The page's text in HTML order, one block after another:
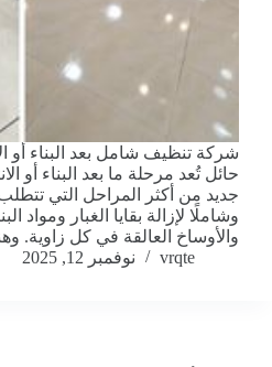
شركة تنظيف شامل بعد البناء أو
حائل تُعد مرحلة ما بعد البناء أو
جديد من أكثر المراحل التي
وشاملًا لإزالة بقايا الغبار ومواد
والأوساخ العالقة في كل زاوية.
vrqte
نوفمبر 12, 2025